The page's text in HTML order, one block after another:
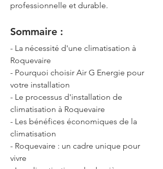
professionnelle et durable.
Sommaire :
- La nécessité d'une climatisation à
Roquevaire
- Pourquoi choisir Air G Energie pour
votre installation
- Le processus d'installation de
climatisation à Roquevaire
- Les bénéfices économiques de la
climatisation
- Roquevaire : un cadre unique pour
vivre